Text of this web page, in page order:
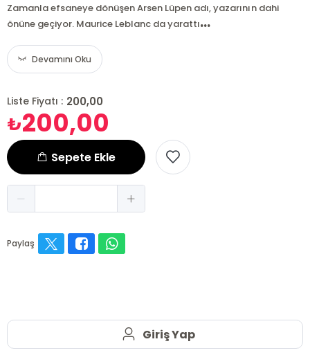
Zamanla efsaneye dönüşen Arsen Lüpen adı, yazarının dahi
önüne geçiyor. Maurice Leblanc da yarattı...
Devamını Oku
Liste Fiyatı : 200,00
₺200,00
Sepete Ekle
Paylaş
Giriş Yap